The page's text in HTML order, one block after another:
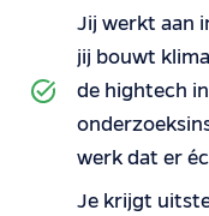
Jij werkt aan
jij bouwt
de hightech
werk dat er
Je krijgt